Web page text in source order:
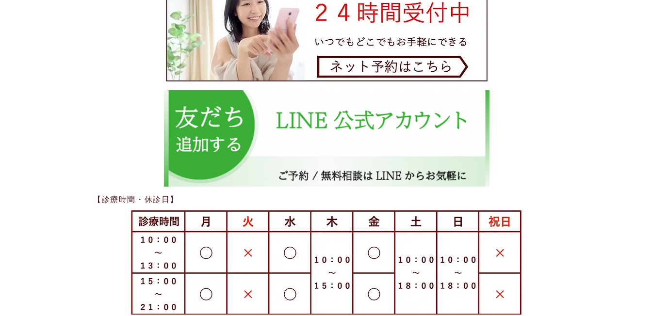
【診療時間・休診日】